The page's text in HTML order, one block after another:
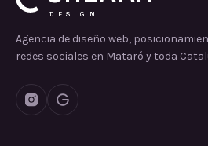
DESIGN
Agencia de diseño web,
redes sociales en Mataró y toda